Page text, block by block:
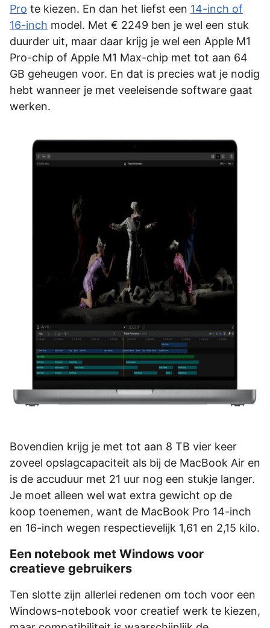
Pro te kiezen. En dan het liefst een 14-inch of
16-inch model. Met € 2249 ben je wel een stuk
duurder uit, maar daar krijg je wel een Apple M1
Pro-chip of Apple M1 Max-chip met tot aan 64
GB geheugen voor. En dat is precies wat je nodig
hebt wanneer je met veeleisende software gaat
werken.
Bovendien krijg je met tot aan 8 TB vier keer
zoveel opslagcapaciteit als bij de MacBook Air en
is de accuduur met 21 uur nog een stukje langer.
Je moet alleen wel wat extra gewicht op de
koop toenemen, want de MacBook Pro 14-inch
en 16-inch wegen respectievelijk 1,61 en 2,15 kilo.
Een notebook met Windows voor
creatieve gebruikers
Ten slotte zijn allerlei redenen om toch voor een
Windows-notebook voor creatief werk te kiezen,